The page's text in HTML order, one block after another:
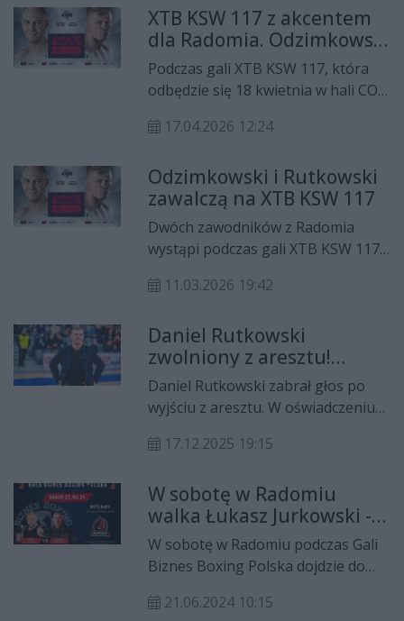
przegrał przed czasem z Andim
Vrtaćiciem.
XTB KSW 117 z akcentem
dla Radomia. Odzimkowski
i Rutkowski powalczą w
Warszawie
Podczas gali XTB KSW 117, która
odbędzie się 18 kwietnia w hali COS
Radomia będą mogli śledzić
zawodników — Alberta
Odzimkowskiego i Daniela
Rutkowskiego. Albert Odzimkowski
zmierzy się z Andim Vrtačiciem, a
Daniel Rutkowski stanie
naprzeciwko Oleksiia Polishchuka.
17.04.2026 12:24
Odzimkowski i Rutkowski
zawalczą na XTB KSW 117
Dwóch zawodników z Radomia
wystąpi podczas gali XTB KSW 117,
COS Torwar w Warszawie. Albert
Vrtačiciem, a Daniel Rutkowski
powróci do okrągłej klatki na
pojedynek z Oleksiiem
Polishchukiem.
11.03.2026 19:42
Daniel Rutkowski
zwolniony z aresztu!
Sportowiec wydał
oświadczenie.
Publikujemy je w całości
Daniel Rutkowski zabrał głos po
wyjściu z aresztu. W oświadczeniu
izolacji sąd zdecydował o jego
postępowania dowodowego.
Oświadczenie sportowca
prezentujemy w całości i w
niezmienionej formie.
17.12.2025 19:15
W sobotę w Radomiu
walka Łukasz Jurkowski -
Daniel Rutkowski
W sobotę w Radomiu podczas Gali
Biznes Boxing Polska dojdzie do
"Jurasem" Jurkowskim z Danielem
21.06.2024 10:15